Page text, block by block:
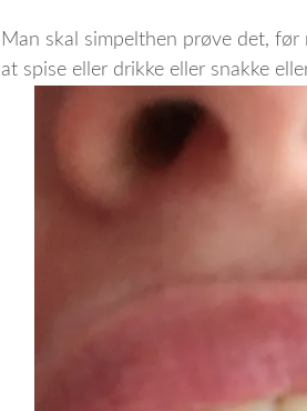
Man skal simpelthen prøve det,
at spise eller drikke eller snakke